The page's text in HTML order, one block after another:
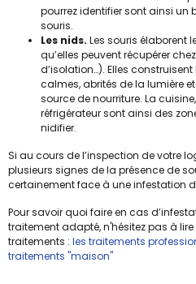
pourrez identifier sont ainsi un
souris.
Les nids. Les souris élaborent
qu’elles peuvent récupérer
d’isolation…). Elles
calmes, abrités de la lumière
source de nourriture. La
réfrigérateur sont ainsi des
nidifier.
Si au cours de l’inspection de votre
plusieurs signes de la présence de
certainement face à une infestation
Pour savoir quoi faire en cas
traitement adapté, n'hésitez pas à
traitements : les traitements
traitements "maison"